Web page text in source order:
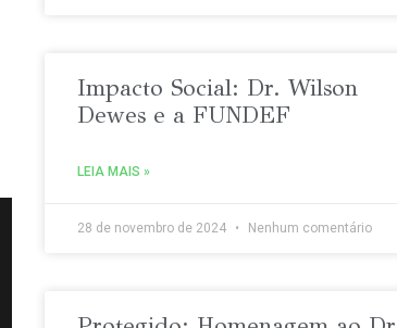
Impacto Social: Dr. Wilson
Dewes e a FUNDEF
LEIA MAIS »
28 de novembro de 2024 Nenhum comentário